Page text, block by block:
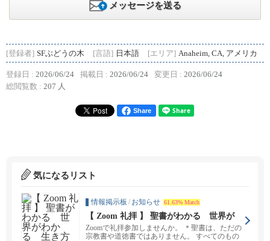
メッセージを送る
[登録者] SFぶどうの木 [言語] 日本語 [エリア] Anaheim, CA, アメリカ
登録日 : 2026/06/24 掲載日 : 2026/06/24 変更日 : 2026/06/24
総閲覧数 : 207 人
Share
気になるリスト
情報掲示板 / お知らせ 61.63% Match
【 Zoom 礼拝 】 聖書がわかる 世界が
わかる 生き方がわかる ＊SFぶどうの
木＊
Zoomで礼拝参加しませんか。 ＊聖書は、ただの
宗教書や道徳書ではありません。 すべてのもの